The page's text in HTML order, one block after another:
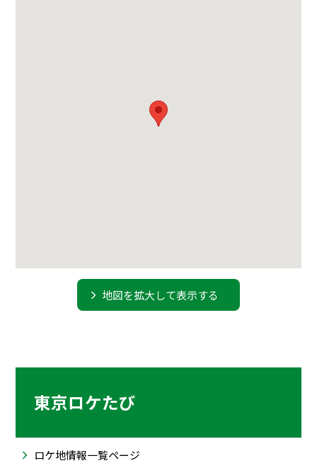
地図を拡大して表示する
東京ロケたび
ロケ地情報一覧ページ